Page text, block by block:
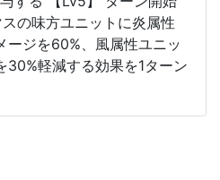
の味方ユニットに炎属性
ージを60%、風属性ユニッ
30%軽減する効果を1ターン